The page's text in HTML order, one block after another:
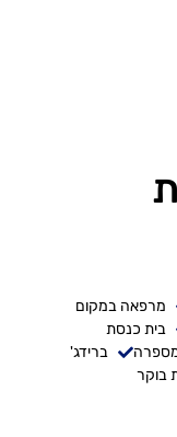
מרפאה במקום
בית כנסת
מספרה
ברידג'
בוקר